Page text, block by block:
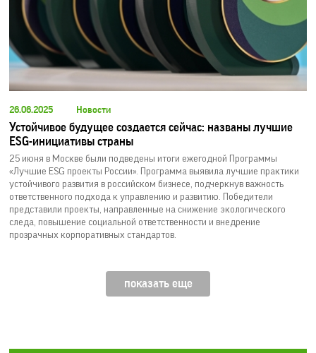
26.06.2025 Новости
Устойчивое будущее создается сейчас: названы лучшие
ESG-инициативы страны
25 июня в Москве были подведены итоги ежегодной Программы
«Лучшие ESG проекты России». Программа выявила лучшие практики
устойчивого развития в российском бизнесе, подчеркнув важность
ответственного подхода к управлению и развитию. Победители
представили проекты, направленные на снижение экологического
следа, повышение социальной ответственности и внедрение
прозрачных корпоративных стандартов.
показать еще